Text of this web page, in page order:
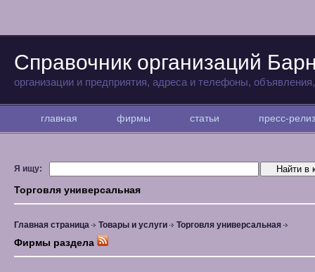
Справочник организаций
организации и предприятия, адреса и телефоны,
главная фирмы статьи пресс-
Я ищу:
Торговля универсальная
Главная страница Товары и услуги Торговля универсальная
Фирмы раздела